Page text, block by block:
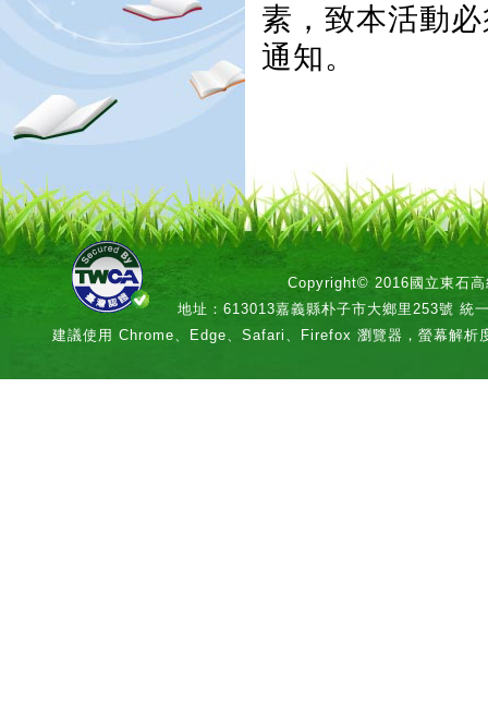
素，致本活動
通知。
Copyright© 2016國立東石高
地址：613013嘉義縣朴子市大鄉里253號 統
建議使用 Chrome、Edge、Safari、Firefox 瀏覽器，螢幕解